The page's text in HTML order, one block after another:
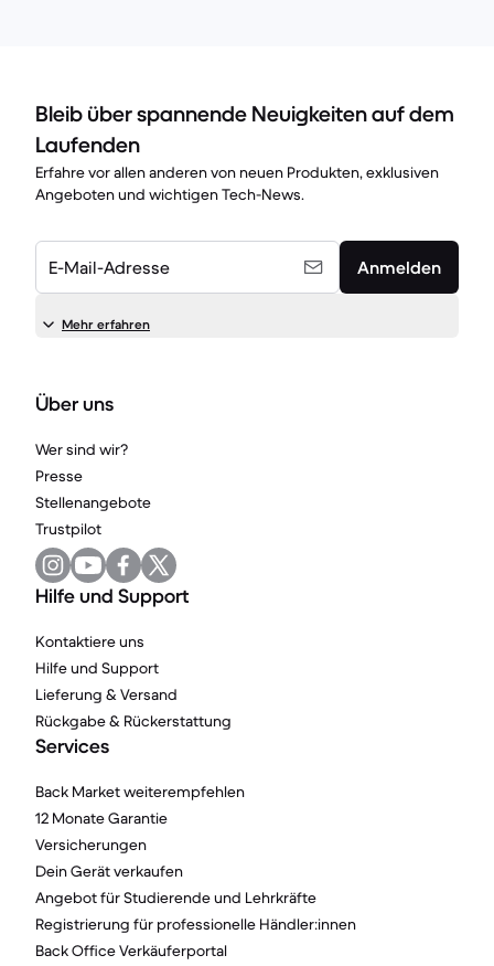
Bleib über spannende Neuigkeiten auf dem
Laufenden
Erfahre vor allen anderen von neuen Produkten, exklusiven
Angeboten und wichtigen Tech-News.
E-Mail-Adresse Anmelden
Mehr erfahren
Über uns
Wer sind wir?
Presse
Stellenangebote
Trustpilot
Hilfe und Support
Kontaktiere uns
Hilfe und Support
Lieferung & Versand
Rückgabe & Rückerstattung
Services
Back Market weiterempfehlen
12 Monate Garantie
Versicherungen
Dein Gerät verkaufen
Angebot für Studierende und Lehrkräfte
Registrierung für professionelle Händler:innen
Back Office Verkäuferportal